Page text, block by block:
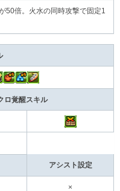
50倍。火水の同時攻撃で固定1
ロ覚醒スキル
アシスト設定
×